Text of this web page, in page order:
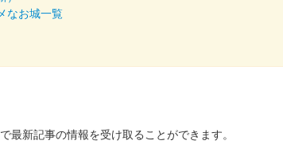
を記念して作成された御城印。松本城と旧開智学校
なお城一覧
新記事の情報を受け取ることができます。